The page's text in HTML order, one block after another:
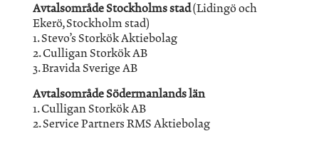
Avtalsområde Stockholms stad(Lidingö och
Ekerö, Stockholm stad)
1. Stevo’s Storkök Aktiebolag
2. Culligan Storkök AB
3. Bravida Sverige AB
Avtalsområde Södermanlands län
1. Culligan Storkök AB
2. Service Partners RMS Aktiebolag